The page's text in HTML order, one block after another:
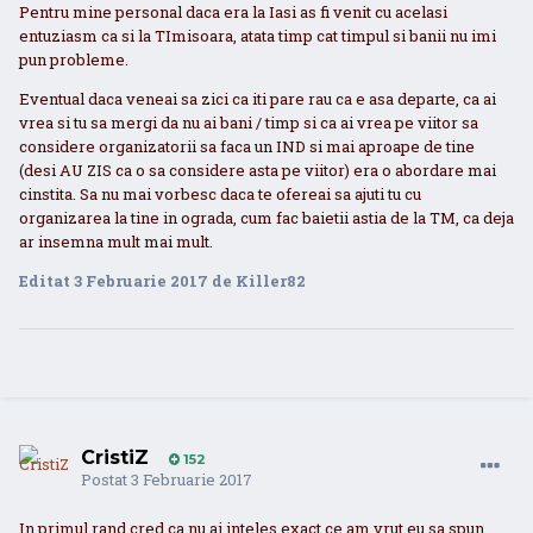
Pentru mine personal daca era la Iasi as fi venit cu acelasi
entuziasm ca si la TImisoara, atata timp cat timpul si banii nu imi
pun probleme.
Eventual daca veneai sa zici ca iti pare rau ca e asa departe, ca ai
vrea si tu sa mergi da nu ai bani / timp si ca ai vrea pe viitor sa
considere organizatorii sa faca un IND si mai aproape de tine
(desi AU ZIS ca o sa considere asta pe viitor) era o abordare mai
cinstita. Sa nu mai vorbesc daca te ofereai sa ajuti tu cu
organizarea la tine in ograda, cum fac baietii astia de la TM, ca deja
ar insemna mult mai mult.
Editat 3 Februarie 2017 de Killer82
CristiZ 152
Postat3 Februarie 2017